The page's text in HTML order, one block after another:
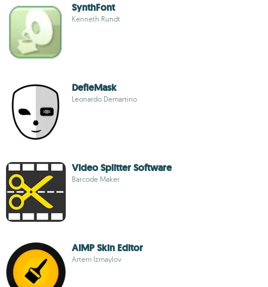
SynthFont
Kenneth Rundt
DefleMask
Leonardo Demartino
Video Splitter Software
Barcode Maker
AIMP Skin Editor
Artem Izmaylov